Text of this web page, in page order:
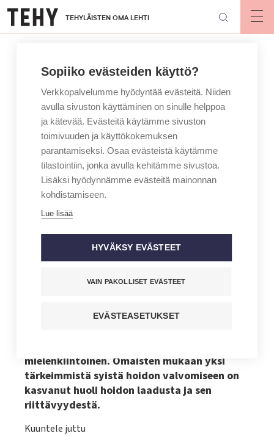
Hyppää
pääsisältöön
TEHYLÄISTEN OMA LEHTI
ARTIKKELIKATEGORIA
BLOGI KIRJOITTAJA
MAINIO – JAN HOLMBERG
omainen haastaa hoitajan
On yhä tavallisempaa, että omaiset tuntevat
mielenkiintoinen. Omaisten mukaan yksi
tärkeimmistä syistä hoidon valvomiseen on
kasvanut huoli hoidon laadusta ja sen
riittävyydestä.
Kuuntele juttu
Sopiiko evästeiden käyttö?
Verkkopalvelumme hyödyntää evästeitä. Niiden
avulla sivuston käyttäminen on sinulle helppoa
ja kätevää. Evästeitä käytämme sivuston
toimivuuden ja käyttökokemuksen
parantamiseksi. Osaa evästeistä käytämme
tilastointiin, jonka avulla kehitämme sivustoa.
Lisäksi hyödynnämme evästeitä mainonnan
kohdistamiseen.
Lue lisää
HYVÄKSY EVÄSTEET
VAIN PAKOLLISET EVÄSTEET
EVÄSTEASETUKSET